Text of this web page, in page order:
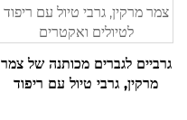
גרביים לגברים מכותנה של צמר
מרקין, גרבי טיול עם ריפוד